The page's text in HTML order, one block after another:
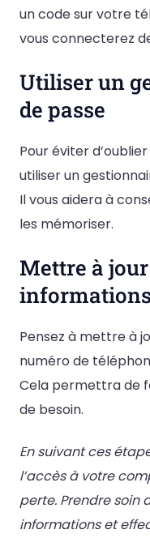
un code sur votre
vous connecterez
Utiliser un
de passe
Pour éviter
utiliser un
Il vous aidera à
les mémoriser.
Mettre à
informations
Pensez à mettre à
numéro de
Cela permettra de
de besoin.
En suivant ces
l’accès à votre
perte. Prendre soin
informations et